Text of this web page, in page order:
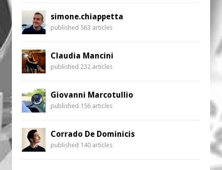
simone.chiappetta
published 563 articles
Claudia Mancini
published 232 articles
Giovanni Marcotullio
published 156 articles
Corrado De Dominicis
published 140 articles